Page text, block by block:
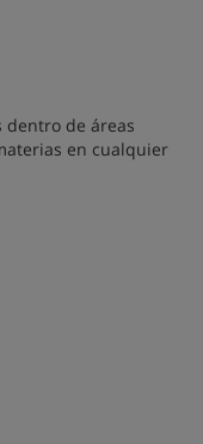
dentro de áreas
en cualquier